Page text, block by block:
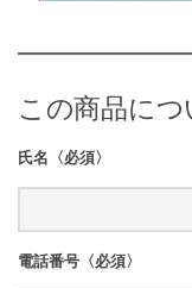
この商品に
氏名〈必須〉
電話番号〈必須〉